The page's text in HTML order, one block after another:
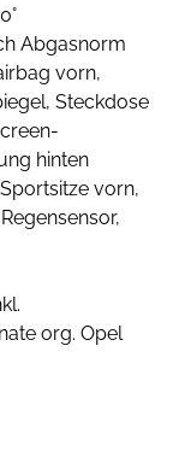
Abgasnorm
vorn,
Steckdose
hinten
vorn,
org. Opel